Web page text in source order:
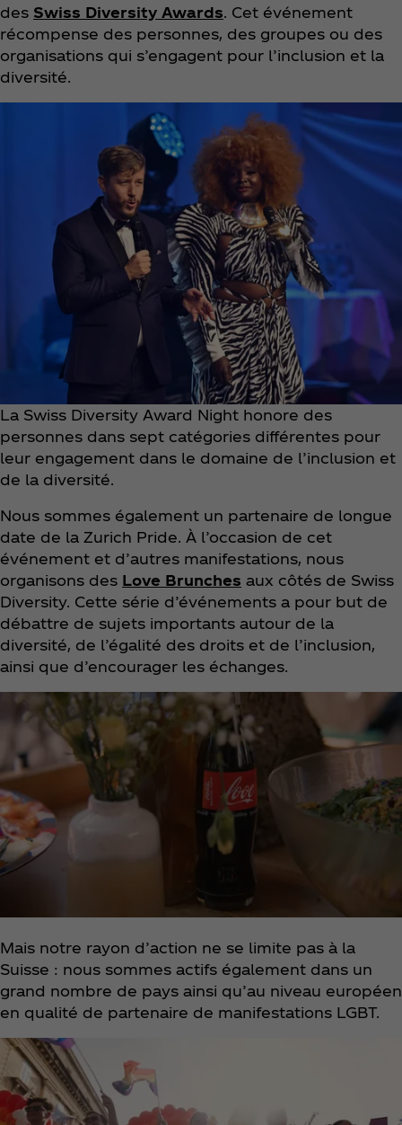
des Swiss Diversity Awards . Cet événement
récompense des personnes, des groupes ou des
organisations qui s’engagent pour l’inclusion et la
diversité.
La Swiss Diversity Award Night honore des
personnes dans sept catégories différentes pour
leur engagement dans le domaine de l’inclusion et
de la diversité.
Nous sommes également un partenaire de longue
date de la Zurich Pride. À l’occasion de cet
événement et d’autres manifestations, nous
organisons des Love Brunches aux côtés de Swiss
Diversity. Cette série d’événements a pour but de
débattre de sujets importants autour de la
diversité, de l’égalité des droits et de l’inclusion,
ainsi que d’encourager les échanges.
Mais notre rayon d’action ne se limite pas à la
Suisse : nous sommes actifs également dans un
grand nombre de pays ainsi qu’au niveau européen
en qualité de partenaire de manifestations LGBT.